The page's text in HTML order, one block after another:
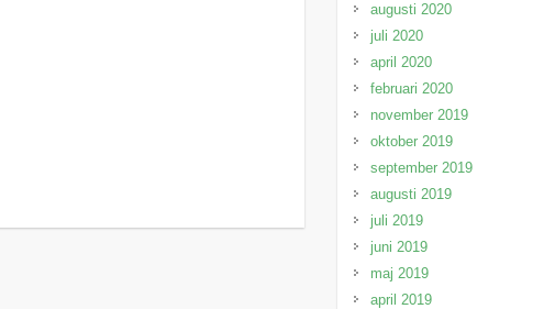
augusti 2020
juli 2020
april 2020
februari 2020
november 2019
oktober 2019
september 2019
augusti 2019
juli 2019
juni 2019
maj 2019
april 2019